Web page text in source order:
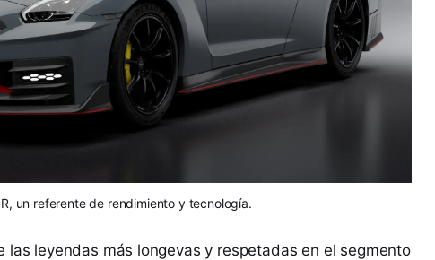
R, un referente de rendimiento y tecnología.
las leyendas más longevas y respetadas en el segmento